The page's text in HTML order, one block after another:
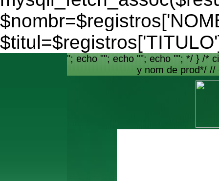
"; echo ""; echo ""; echo ""; */ } /*
y nom de prod*/ //